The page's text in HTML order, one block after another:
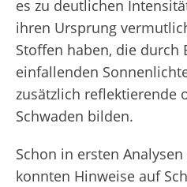
es zu deutlichen
ihren Ursprung
Stoffen haben, die durch
einfallenden
zusätzlich reflektierende
Schwaden bilden.
Schon in ersten
konnten Hinweise auf